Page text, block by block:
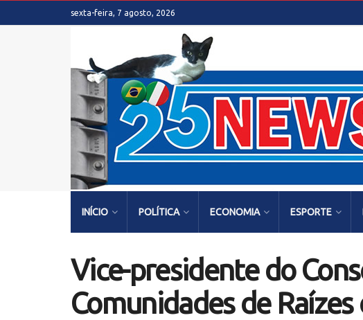
sexta-feira, 7 agosto, 2026
INÍCIO POLÍTICA ECONOMIA ESPORTE
Vice-presidente do
Comunidades de